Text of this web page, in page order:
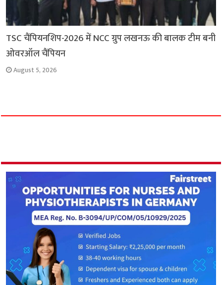
TSC चैंपियनशिप-2026 में NCC ग्रुप लखनऊ की बालक टीम बनी
ओवरऑल चैंपियन
August 5, 2026